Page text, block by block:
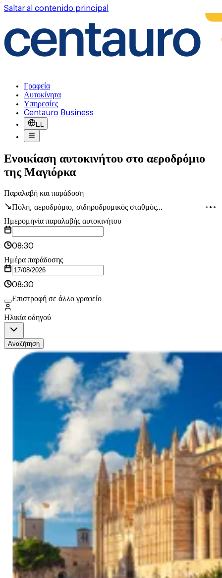
Saltar al contenido principal
Γραφεία
Αυτοκίνητα
Υπηρεσίες
Centauro Business
EL
Ενοικίαση αυτοκινήτου στο αεροδρόμιο
της Μαγιόρκα
Παραλαβή και παράδοση
Πόλη, αεροδρόμιο, σιδηροδρομικός σταθμός...
Ημερομηνία παραλαβής αυτοκινήτου
08:30
Ημέρα παράδοσης
08:30
Επιστροφή σε άλλο γραφείο
Ηλικία οδηγού
Αναζήτηση